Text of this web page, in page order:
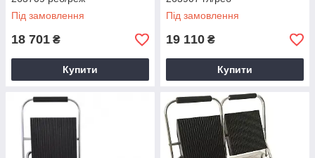
Під замовлення
18 701 ₴
Купити
Під замовлення
19 110 ₴
Купити